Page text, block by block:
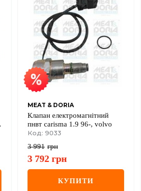
MEAT & DORIA
Клапан електромагнітний
пнвт carisma 1.9 96-, volvo
Код: 9033
3 991 грн
3 792 грн
КУПИТИ